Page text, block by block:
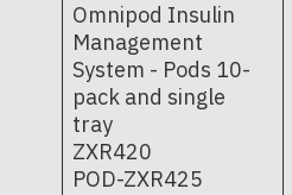
Omnipod Insulin
Management
System - Pods 10-
pack and single
tray
ZXR420
POD-ZXR425